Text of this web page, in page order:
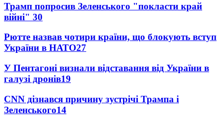
Трамп попросив Зеленського "покласти край
війні" 30
Рютте назвав чотири країни, що блокують вступ
України в НАТО27
У Пентагоні визнали відставання від України в
галузі дронів19
CNN дізнався причину зустрічі Трампа і
Зеленського14